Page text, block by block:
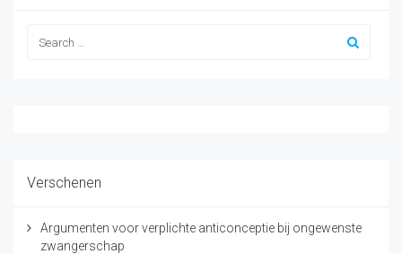
Verschenen
Argumenten voor verplichte anticonceptie bij ongewenste
zwangerschap